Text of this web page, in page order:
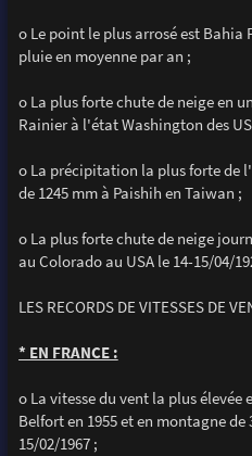
o Le point le plus arrosé est Bahia
pluie en moyenne par an ;
o La plus forte chute de neige en
Rainier à l'état Washington des
o La précipitation la plus forte de
de 1245 mm à Paishih en Taiwan ;
o La plus forte chute de neige
au Colorado au USA le 14-15/04/
LES RECORDS DE VITESSES DE
* EN FRANCE :
o La vitesse du vent la plus élevée
Belfort en 1955 et en montagne
15/02/1967 ;